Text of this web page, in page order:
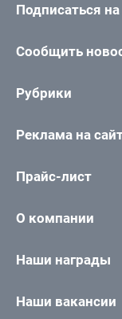
Подписаться
Сообщить
Рубрики
Реклама на
Прайс-лист
О компании
Наши награды
Наши вакансии